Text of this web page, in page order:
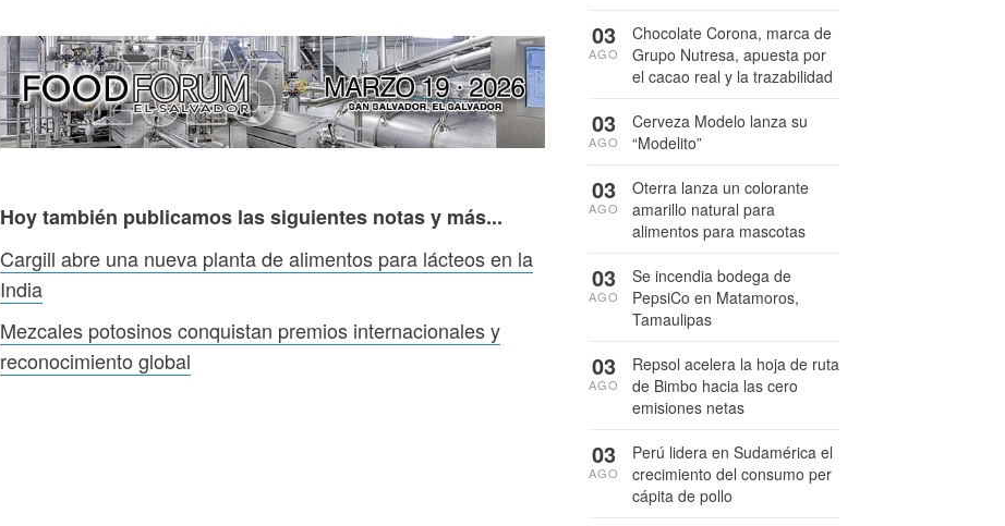
Hoy también publicamos las siguientes notas y más...
Cargill abre una nueva planta de alimentos para lácteos en la
India
Mezcales potosinos conquistan premios internacionales y
reconocimiento global
Chocolate Corona, marca de
Grupo Nutresa, apuesta por
el cacao real y la trazabilidad
03
AGO
Cerveza Modelo lanza su
“Modelito”
03
AGO
Oterra lanza un colorante
amarillo natural para
alimentos para mascotas
03
AGO
Se incendia bodega de
PepsiCo en Matamoros,
Tamaulipas
03
AGO
Repsol acelera la hoja de ruta
de Bimbo hacia las cero
emisiones netas
03
AGO
Perú lidera en Sudamérica el
crecimiento del consumo per
cápita de pollo
03
AGO